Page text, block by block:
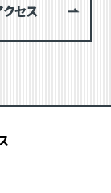
クセス